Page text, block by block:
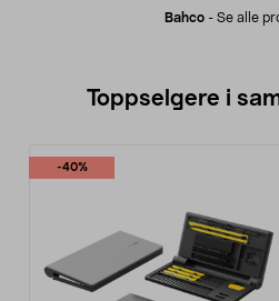
Bahco - Se alle
Toppselgere i
-40%